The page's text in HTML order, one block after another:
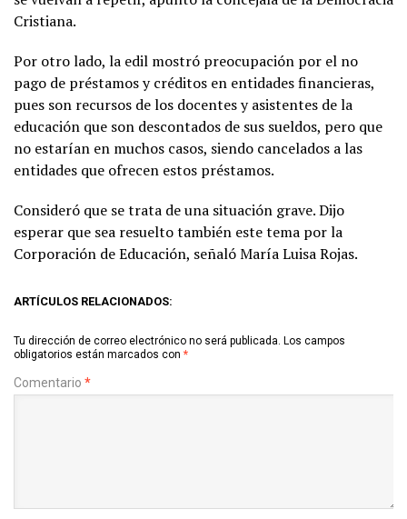
Cristiana.
Por otro lado, la edil mostró preocupación por el no
pago de préstamos y créditos en entidades financieras,
pues son recursos de los docentes y asistentes de la
educación que son descontados de sus sueldos, pero que
no estarían en muchos casos, siendo cancelados a las
entidades que ofrecen estos préstamos.
Consideró que se trata de una situación grave. Dijo
esperar que sea resuelto también este tema por la
Corporación de Educación, señaló María Luisa Rojas.
ARTÍCULOS RELACIONADOS:
Tu dirección de correo electrónico no será publicada. Los campos
obligatorios están marcados con *
Comentario *